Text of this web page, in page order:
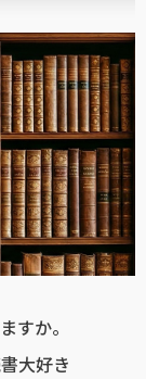
すか。
大好き